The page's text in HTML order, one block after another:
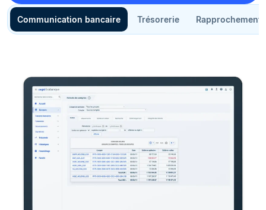
Communication bancaire Trésorerie Rapprochement